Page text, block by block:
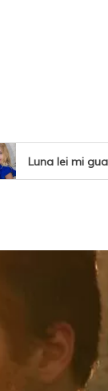
Luna lei mi
(acoustic
“Che
racconta in “Il tuo